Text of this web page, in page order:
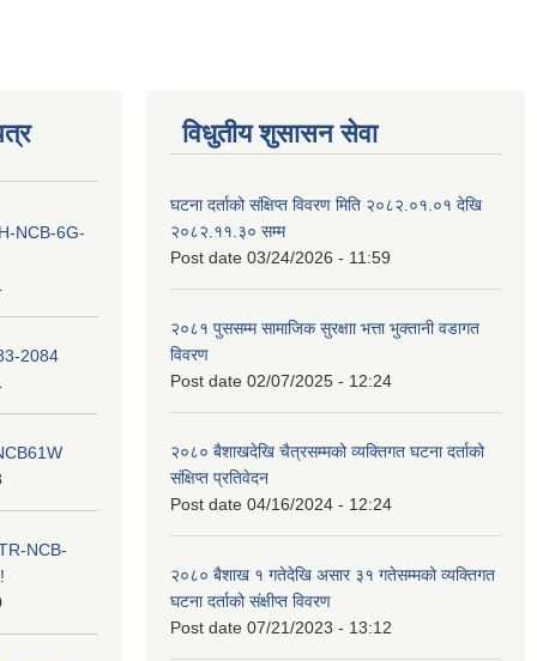
NCB-6G-
2084
NCB-
विधुतीय शुसासन सेवा
घटना दर्ताको संक्षिप्त विवरण मिति २०८२.०१.०१ देखि
२०८२.११.३० सम्म
Post date 03/24/2026 - 11:59
२०८१ पुससम्म सामाजिक सुरक्षाा भत्ता भुक्तानी वडागत
विवरण
Post date 02/07/2025 - 12:24
२०८० बैशाखदेखि चैत्रसम्मको व्यक्तिगत घटना दर्ताको
संक्षिप्त प्रतिवेदन
Post date 04/16/2024 - 12:24
२०८० बैशाख १ गतेदेखि असार ३१ गतेसम्मको व्यक्तिगत
घटना दर्ताको संक्षीप्त विवरण
Post date 07/21/2023 - 13:12